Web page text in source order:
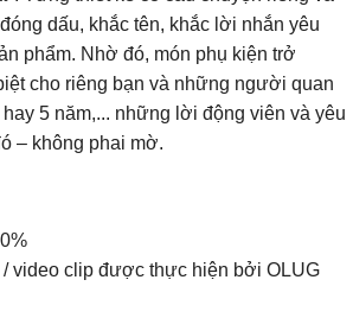
dấu, khắc tên, khắc lời nhắn yêu
phẩm. Nhờ đó, món phụ kiện trở
cho riêng bạn và những người quan
5 năm,... những lời động viên và yêu
– không phai mờ.
video clip được thực hiện bởi OLUG